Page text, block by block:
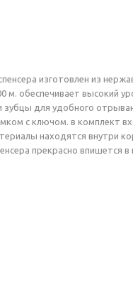
изготовлен из
м. обеспечивает высокий
для удобного
с ключом. в комплект
находятся внутри
прекрасно впишется